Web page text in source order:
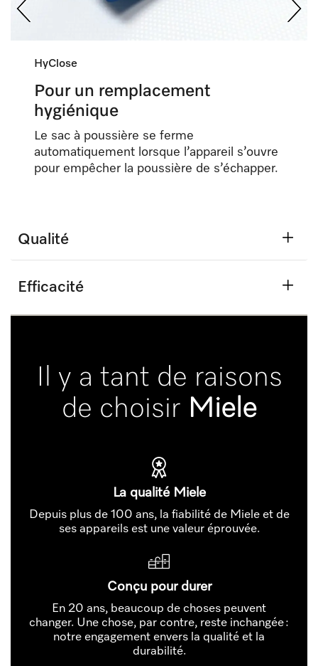
HyClose
Pour un remplacement
hygiénique
Le sac à poussière se ferme
automatiquement lorsque l’appareil s’ouvre
pour empêcher la poussière de s’échapper.
Qualité
Efficacité
Il y a tant de raisons
de choisir Miele
La qualité Miele
Depuis plus de 100 ans, la fiabilité de Miele et de
ses appareils est une valeur éprouvée.
Conçu pour durer
En 20 ans, beaucoup de choses peuvent
changer. Une chose, par contre, reste inchangée :
notre engagement envers la qualité et la
durabilité.